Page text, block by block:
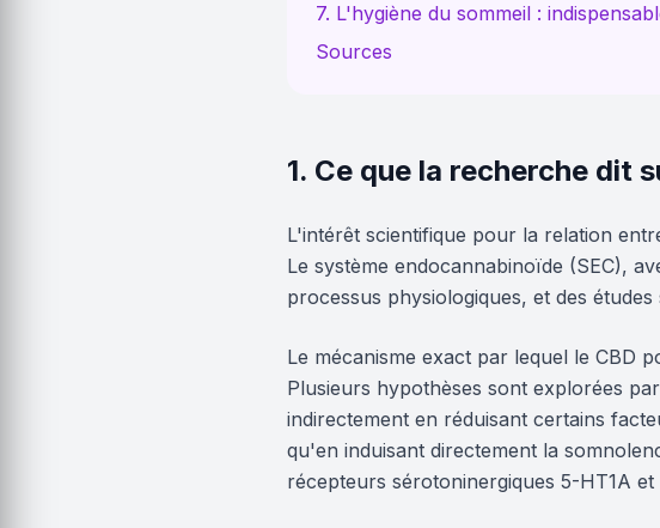
7. L'hygiène du sommeil :
Sources
1. Ce que la recherche dit
L'intérêt scientifique pour la relation
Le système endocannabinoïde (SEC),
processus physiologiques, et des
Le mécanisme exact par lequel le CBD
Plusieurs hypothèses sont explorées
indirectement en réduisant certains
qu'en induisant directement la
récepteurs sérotoninergiques 5-HT1A